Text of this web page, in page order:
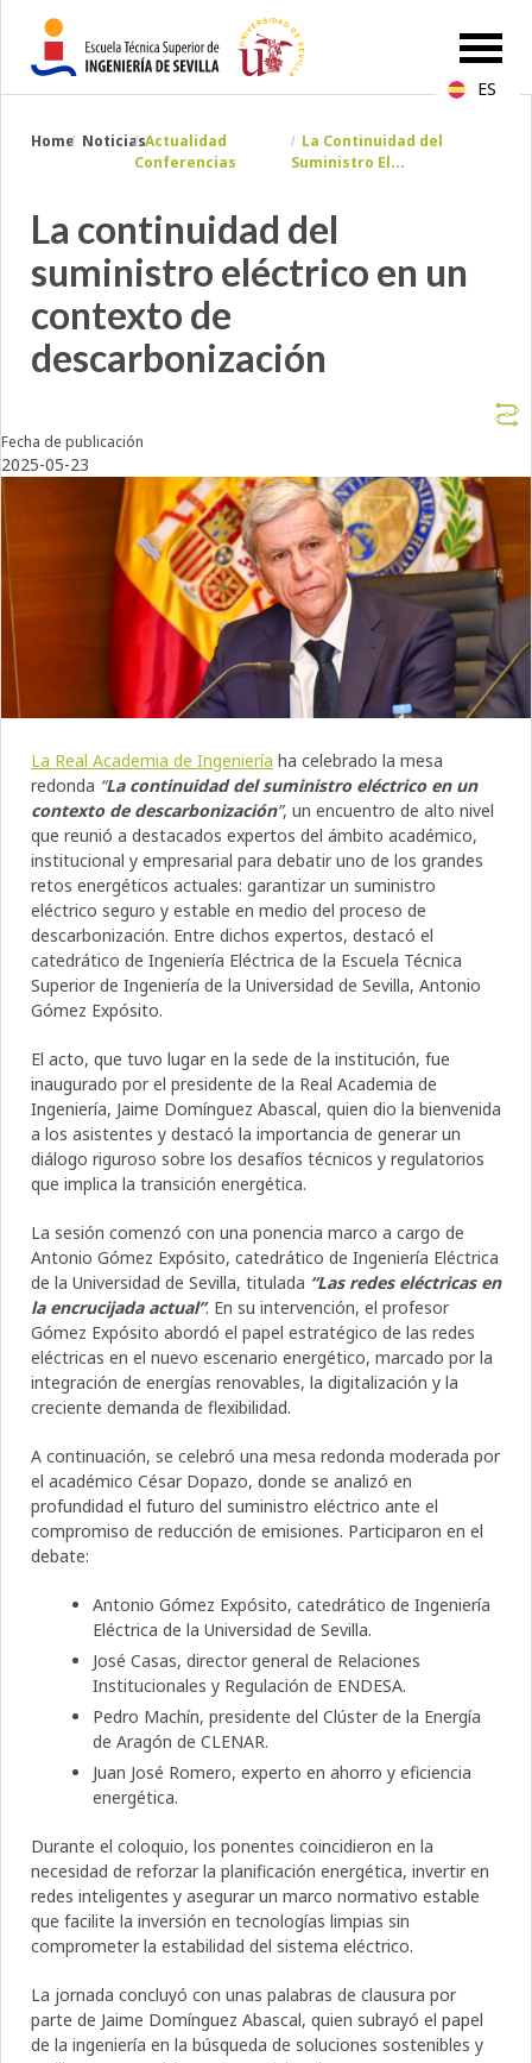
Breadcrumbs
You
Home NoticiasActualidad
Conferencias
La Continuidad del
Suministro El...
La continuidad del
suministro eléctrico en un
contexto de
descarbonización
Fecha de publicación
2025-05-23
La Real Academia de Ingeniería ha celebrado la mesa
redonda “La continuidad del suministro eléctrico en un
contexto de descarbonización”, un encuentro de alto nivel
que reunió a destacados expertos del ámbito académico,
institucional y empresarial para debatir uno de los grandes
retos energéticos actuales: garantizar un suministro
eléctrico seguro y estable en medio del proceso de
descarbonización. Entre dichos expertos, destacó el
catedrático de Ingeniería Eléctrica de la Escuela Técnica
Superior de Ingeniería de la Universidad de Sevilla, Antonio
Gómez Expósito.
El acto, que tuvo lugar en la sede de la institución, fue
inaugurado por el presidente de la Real Academia de
Ingeniería, Jaime Domínguez Abascal, quien dio la bienvenida
a los asistentes y destacó la importancia de generar un
diálogo riguroso sobre los desafíos técnicos y regulatorios
que implica la transición energética.
La sesión comenzó con una ponencia marco a cargo de
Antonio Gómez Expósito, catedrático de Ingeniería Eléctrica
de la Universidad de Sevilla, titulada “Las redes eléctricas en
la encrucijada actual”. En su intervención, el profesor
Gómez Expósito abordó el papel estratégico de las redes
eléctricas en el nuevo escenario energético, marcado por la
integración de energías renovables, la digitalización y la
creciente demanda de flexibilidad.
A continuación, se celebró una mesa redonda moderada por
el académico César Dopazo, donde se analizó en
profundidad el futuro del suministro eléctrico ante el
compromiso de reducción de emisiones. Participaron en el
debate:
Antonio Gómez Expósito, catedrático de Ingeniería
Eléctrica de la Universidad de Sevilla.
José Casas, director general de Relaciones
Institucionales y Regulación de ENDESA.
Pedro Machín, presidente del Clúster de la Energía
de Aragón de CLENAR.
Juan José Romero, experto en ahorro y eficiencia
energética.
Durante el coloquio, los ponentes coincidieron en la
necesidad de reforzar la planificación energética, invertir en
redes inteligentes y asegurar un marco normativo estable
que facilite la inversión en tecnologías limpias sin
comprometer la estabilidad del sistema eléctrico.
La jornada concluyó con unas palabras de clausura por
parte de Jaime Domínguez Abascal, quien subrayó el papel
de la ingeniería en la búsqueda de soluciones sostenibles y
ES